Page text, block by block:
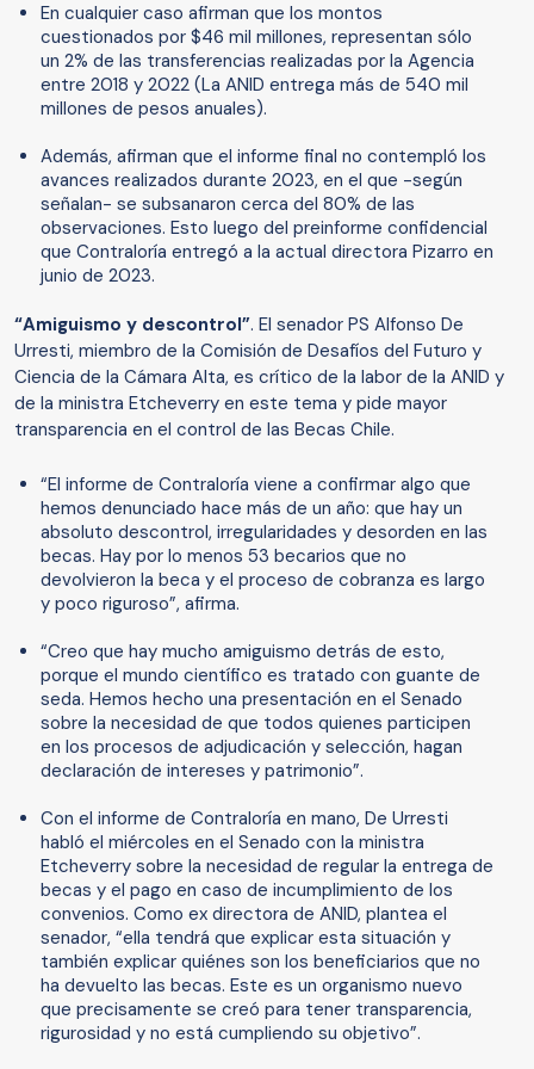
En cualquier caso afirman que los montos
cuestionados por $46 mil millones, representan sólo
un 2% de las transferencias realizadas por la Agencia
entre 2018 y 2022 (La ANID entrega más de 540 mil
millones de pesos anuales).
Además, afirman que el informe final no contempló los
avances realizados durante 2023, en el que -según
señalan- se subsanaron cerca del 80% de las
observaciones. Esto luego del preinforme confidencial
que Contraloría entregó a la actual directora Pizarro en
junio de 2023.
“Amiguismo y descontrol”. El senador PS Alfonso De
Urresti, miembro de la Comisión de Desafíos del Futuro y
Ciencia de la Cámara Alta, es crítico de la labor de la ANID y
de la ministra Etcheverry en este tema y pide mayor
transparencia en el control de las Becas Chile.
“El informe de Contraloría viene a confirmar algo que
hemos denunciado hace más de un año: que hay un
absoluto descontrol, irregularidades y desorden en las
becas. Hay por lo menos 53 becarios que no
devolvieron la beca y el proceso de cobranza es largo
y poco riguroso”, afirma.
“Creo que hay mucho amiguismo detrás de esto,
porque el mundo científico es tratado con guante de
seda. Hemos hecho una presentación en el Senado
sobre la necesidad de que todos quienes participen
en los procesos de adjudicación y selección, hagan
declaración de intereses y patrimonio”.
Con el informe de Contraloría en mano, De Urresti
habló el miércoles en el Senado con la ministra
Etcheverry sobre la necesidad de regular la entrega de
becas y el pago en caso de incumplimiento de los
convenios. Como ex directora de ANID, plantea el
senador, “ella tendrá que explicar esta situación y
también explicar quiénes son los beneficiarios que no
ha devuelto las becas. Este es un organismo nuevo
que precisamente se creó para tener transparencia,
rigurosidad y no está cumpliendo su objetivo”.